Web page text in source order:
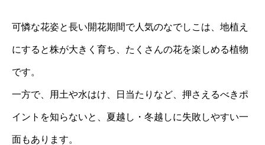
可憐な花姿と長い開花期間で人気のなでしこは、地植え
にすると株が大きく育ち、たくさんの花を楽しめる植物
です。
一方で、用土や水はけ、日当たりなど、押さえるべきポ
イントを知らないと、夏越し・冬越しに失敗しやすい一
面もあります。